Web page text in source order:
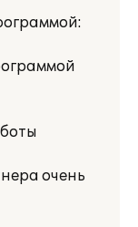
очень